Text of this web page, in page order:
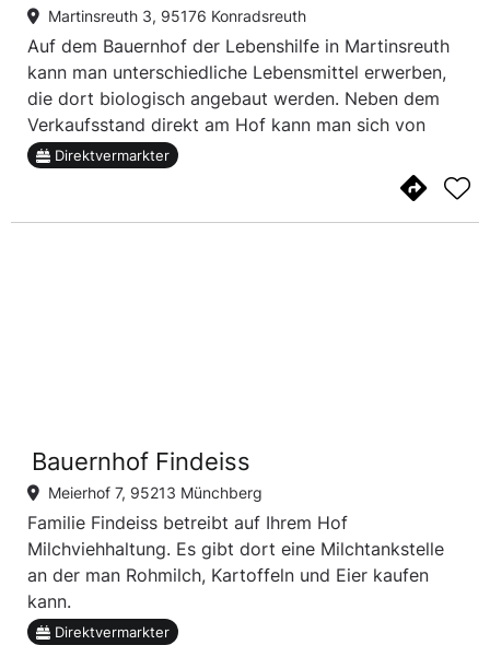
Martinsreuth 3, 95176 Konradsreuth
Auf dem Bauernhof der Lebenshilfe in Martinsreuth
kann man unterschiedliche Lebensmittel erwerben,
die dort biologisch angebaut werden. Neben dem
Verkaufsstand direkt am Hof kann man sich von
dort auch die beliebte Biokiste liefern lassen.
Direktvermarkter
Bauernhof Findeiss
Meierhof 7, 95213 Münchberg
Familie Findeiss betreibt auf Ihrem Hof
Milchviehhaltung. Es gibt dort eine Milchtankstelle
an der man Rohmilch, Kartoffeln und Eier kaufen
kann.
Direktvermarkter